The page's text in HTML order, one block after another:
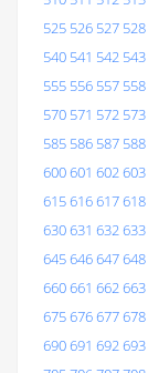
525 526 527 528
540 541 542 543
555 556 557 558
570 571 572 573
585 586 587 588
600601 602603
615616617618
630631 632633
645646647648
660661 662663
675676677678
690691 692693